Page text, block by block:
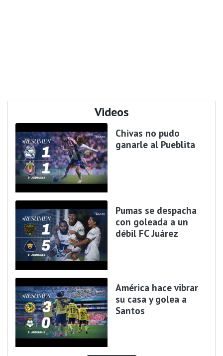
Videos
Chivas no pudo
ganarle al Pueblita
Pumas se despacha
con goleada a un
débil FC Juárez
América hace vibrar
su casa y golea a
Santos